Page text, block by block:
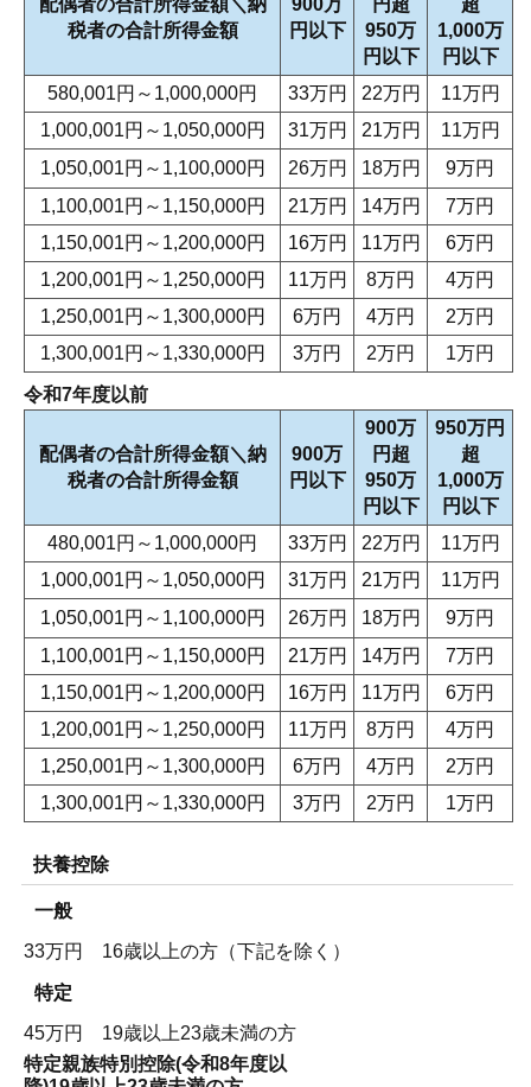
配偶者の合計所得金額＼納
税者の合計所得金額
900万
円以下
円超
950万
円以下
超
1,000万
円以下
580,001円～1,000,000円
33万円 22万円
11万円
1,000,001円～1,050,000円
31万円 21万円
11万円
1,050,001円～1,100,000円
26万円 18万円
9万円
1,100,001円～1,150,000円
21万円 14万円
7万円
1,150,001円～1,200,000円
16万円 11万円
6万円
1,200,001円～1,250,000円
11万円 8万円
4万円
1,250,001円～1,300,000円
6万円 4万円
2万円
1,300,001円～1,330,000円
3万円 2万円 1万円
令和7年度以前
配偶者の合計所得金額＼納
税者の合計所得金額
900万
円以下
900万
円超
950万
円以下
950万円
超
1,000万
円以下
480,001円～1,000,000円
33万円 22万円
11万円
1,000,001円～1,050,000円
31万円 21万円
11万円
1,050,001円～1,100,000円
26万円 18万円
9万円
1,100,001円～1,150,000円
21万円 14万円
7万円
1,150,001円～1,200,000円
16万円 11万円
6万円
1,200,001円～1,250,000円
11万円 8万円
4万円
1,250,001円～1,300,000円
6万円 4万円
2万円
1,300,001円～1,330,000円
3万円 2万円 1万円
扶養控除
一般
33万円 16歳以上の方（下記を除く）
特定
45万円 19歳以上23歳未満の方
特定親族特別控除(令和8年度以